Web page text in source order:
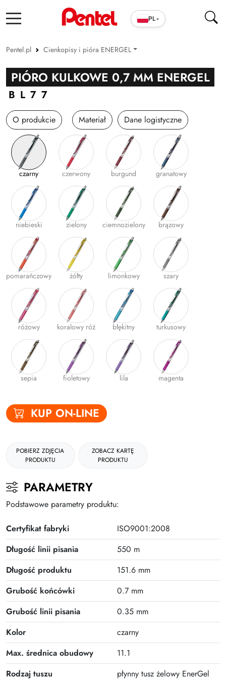
PL▾
Pentel.pl Cienkopisy i pióra ENERGEL
Produkty szkolno-biurowe
Cienkopisy i pióra ENERGEL
Wkłady
Markery
Zakreślacze
Cienkopisy i Kaligrafia
Korektory
Ołówki i grafity
Gumki
Kleje
Plastyczne i kreatywne
Organizacja dokumentów
Produkty upominkowe
EKO-RECYCOLOGY
Wyprawka szkolna
Nożyczki
Kamuflaż dokumentów
Plus
PIÓRO KULKOWE 0,7 MM ENERGEL
BL77
O produkcie Materiał Dane logistyczne
czarny czerwony burgund granatowy
niebieski zielony ciemnozielony brązowy
pomarańczowy żółty limonkowy szary
różowy koralowy róż błękitny turkusowy
sepia fioletowy lila magenta
KUP ON-LINE
POBIERZ ZDJĘCIA
PRODUKTU
ZOBACZ KARTĘ
PRODUKTU
PARAMETRY
Podstawowe parametry produktu:
Certyfikat fabryki
ISO9001:2008
Długość linii pisania
550 m
Długość produktu
151.6 mm
Grubość końcówki
0.7 mm
Grubość linii pisania
0.35 mm
Kolor
czarny
Max. średnica obudowy
11.1
Rodzaj tuszu
płynny tusz żelowy EnerGel